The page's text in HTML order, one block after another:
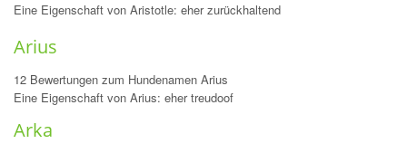
Eine Eigenschaft von Aristotle: eher zurückhaltend
Arius
12 Bewertungen zum Hundenamen Arius
Eine Eigenschaft von Arius: eher treudoof
Arka